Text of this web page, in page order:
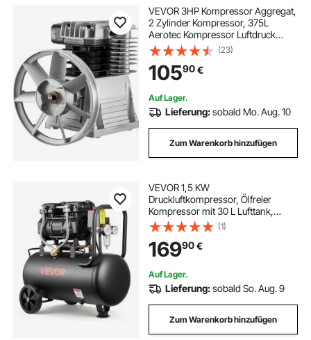
VEVOR 3HP Kompressor Aggregat,
2 Zylinder Kompressor, 375L
Aerotec Kompressor Luftdruck
Aggregat max, 11 bar für die
chemische Industrie
(23)
10590€
Auf Lager.
Lieferung:sobald Mo. Aug. 10
Zum Warenkorb hinzufügen
VEVOR 1,5 KW
Druckluftkompressor, Ölfreier
Kompressor mit 30 L Lufttank,
Flüsterkompressor mit 126 L/min
bei 6,2 bar & Max. 8 bar, Tragbarer
Luftkompressor mit Rädern & Griff
für Werkstatt Heimwerker
(1)
16990€
Auf Lager.
Lieferung:sobald So. Aug. 9
Zum Warenkorb hinzufügen